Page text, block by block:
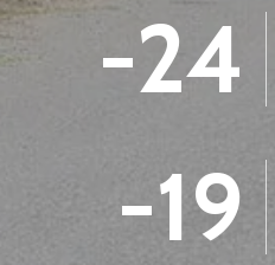
-24
-19